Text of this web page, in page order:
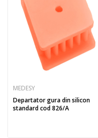
MEDESY
Departator gura din silicon
standard cod 826/A